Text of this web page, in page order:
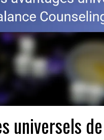
universels